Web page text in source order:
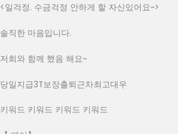
<일걱정. 수금걱정 안하게 할 자신있어요~>
솔직한 마음입니다.
저희와 함께 했음 해요~
당일지급3T보장출퇴근차최고대우
키워드 키워드 키워드 키워드